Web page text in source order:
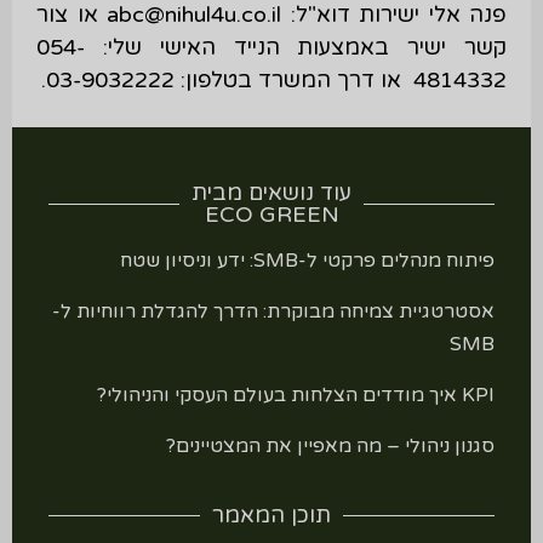
פנה אלי ישירות דוא"ל: abc@nihul4u.co.il או צור
קשר ישיר באמצעות הנייד האישי שלי: 054-
4814332 או דרך המשרד בטלפון: 03-9032222.
עוד נושאים מבית
ECO GREEN
פיתוח מנהלים פרקטי ל-SMB: ידע וניסיון שטח
אסטרטגיית צמיחה מבוקרת: הדרך להגדלת רווחיות ל-
SMB
KPI איך מודדים הצלחות בעולם העסקי והניהולי?
סגנון ניהולי – מה מאפיין את המצטיינים?
תוכן המאמר